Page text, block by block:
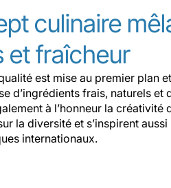
culinaire
et fraîcheur
est mise au premier plan
d’ingrédients frais, naturels et
à l’honneur la
la diversité et s’inspirent
internationaux.